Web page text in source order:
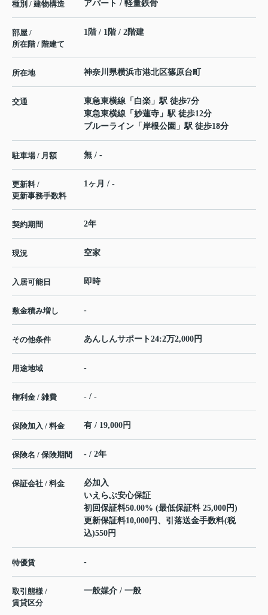
種別 / 建物構造 アパート / 軽量鉄骨
部屋 /
所在階 / 階建て
1階 / 1階 / 2階建
所在地 神奈川県横浜市港北区篠原台町
交通 東急東横線 「 白楽 」駅 徒歩7分
東急東横線 「 妙蓮寺 」駅 徒歩12分
ブルーライン 「 岸根公園 」駅 徒歩18分
駐車場 / 月額 無 / -
更新料 /
更新事務手数料
1ヶ月 / -
契約期間 2年
現況 空家
入居可能日 即時
敷金積み増し -
その他条件 あんしんサポート24:2万2,000円
用途地域 -
権利金 / 雑費 - / -
保険加入 / 料金 有 / 19,000円
保険名 / 保険期間 - / 2年
保証会社 / 料金
必加入
いえらぶ安心保証
初回保証料50.00% (最低保証料 25,000円)
更新保証料10,000円、引落送金手数料(税
込)550円
特優賃 -
取引態様 /
賃貸区分
一般媒介 / 一般